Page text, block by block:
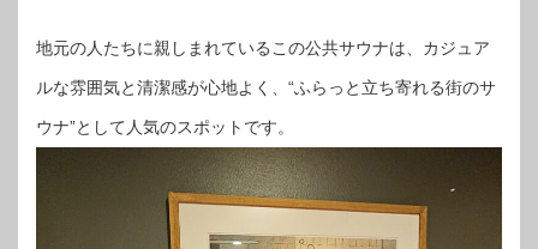
地元の人たちに親しまれているこの公共サウナは、カジュア
ルな雰囲気と清潔感が心地よく、“ふらっと立ち寄れる街のサ
ウナ”として人気のスポットです。